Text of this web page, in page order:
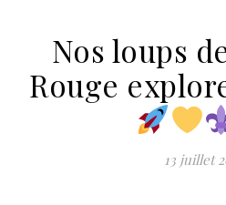
Nos loups
Rouge
13 juillet